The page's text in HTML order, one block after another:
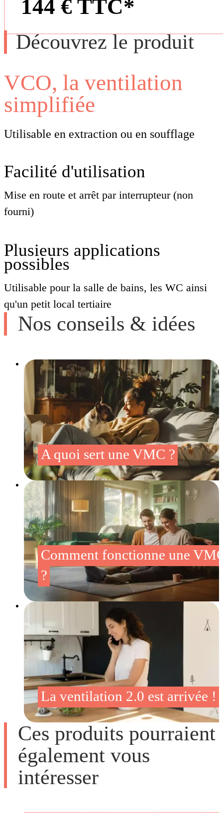
144 € TTC*
Découvrez le produit
VCO, la ventilation
simplifiée
Utilisable en extraction ou en soufflage
Facilité d'utilisation
Mise en route et arrêt par interrupteur (non
fourni)
Plusieurs applications
possibles
Utilisable pour la salle de bains, les WC ainsi
qu'un petit local tertiaire
Nos conseils & idées
A quoi sert une VMC ?
Comment fonctionne une
?
La ventilation 2.0 est arrivée !
Ces produits pourraient
également vous
intéresser